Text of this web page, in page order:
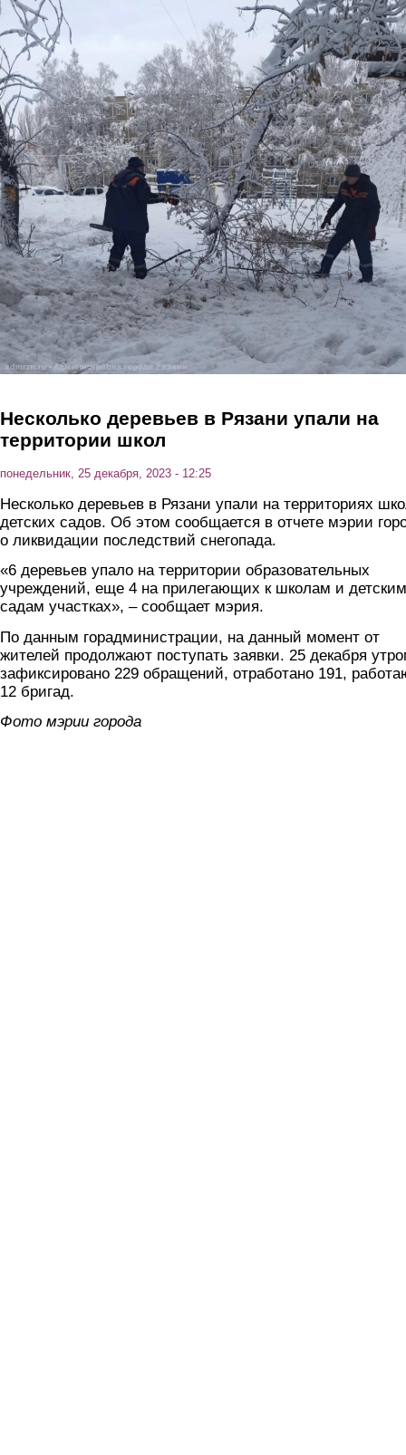
Перейти к основному содержанию
Несколько деревьев в Рязани упали на
территории школ
понедельник, 25 декабря, 2023 - 12:25
Несколько деревьев в Рязани упали на территориях
детских садов. Об этом сообщается в отчете мэрии
о ликвидации последствий снегопада.
«6 деревьев упало на территории образовательных
учреждений, еще 4 на прилегающих к школам и детским
садам участках», – сообщает мэрия.
По данным горадминистрации, на данный момент от
жителей продолжают поступать заявки. 25 декабря
зафиксировано 229 обращений, отработано 191,
12 бригад.
Фото мэрии города